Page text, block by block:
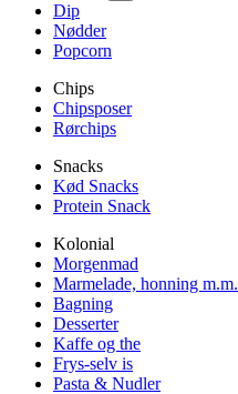
Dip
Nødder
Popcorn
Chips
Chipsposer
Rørchips
Snacks
Kød Snacks
Protein Snack
Kolonial
Morgenmad
Marmelade, honning m.m.
Bagning
Desserter
Kaffe og the
Frys-selv is
Pasta & Nudler